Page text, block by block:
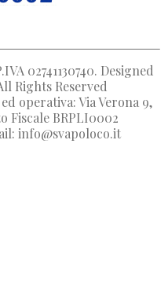
02741130740. Designed
Rights Reserved
ed operativa: Via Verona 9,
Fiscale BRPLI0002
info@svapoloco.it